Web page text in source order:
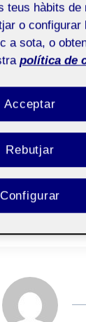
de la Oca,
Esto hace que
llevar a
del juego,
amigos. Y
Sin
ahora la
teus hàbits de
o configurar
a sota, o
política de
Rebutjar
Acceptar
Configurar